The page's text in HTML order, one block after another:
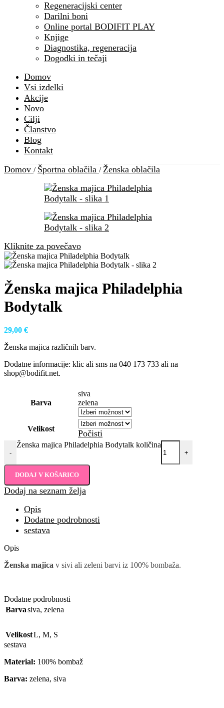
Regeneracijski center
Darilni boni
Online portal BODIFIT PLAY
Knjige
Diagnostika, regeneracija
Dogodki in tečaji
Domov
Vsi izdelki
Akcije
Novo
Cilji
Članstvo
Blog
Kontakt
Domov / Športna oblačila / Ženska oblačila
Kliknite za povečavo
Ženska majica Philadelphia
Bodytalk
29,00 €
Ženska majica različnih barv.
Dodatne informacije: klic ali sms na 040 173 733 ali na
shop@bodifit.net.
Barva
siva
zelena
Velikost Počisti
-
Ženska majica Philadelphia Bodytalk količina
+
DODAJ V KOŠARICO
Dodaj na seznam želja
Opis
Dodatne podrobnosti
sestava
Opis
Ženska majica v sivi ali zeleni barvi iz 100% bombaža.
Dodatne podrobnosti
Barvasiva, zelena
VelikostL, M, S
sestava
Material: 100% bombaž
Barva: zelena, siva